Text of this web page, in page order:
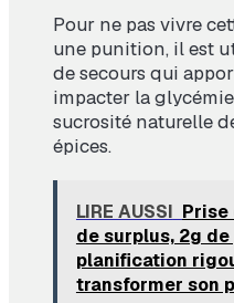
Pour ne pas vivre
une punition, il est
de secours qui
impacter la
sucrosité naturelle
épices.
LIRE AUSSI Prise
de surplus, 2g
planification
transformer son